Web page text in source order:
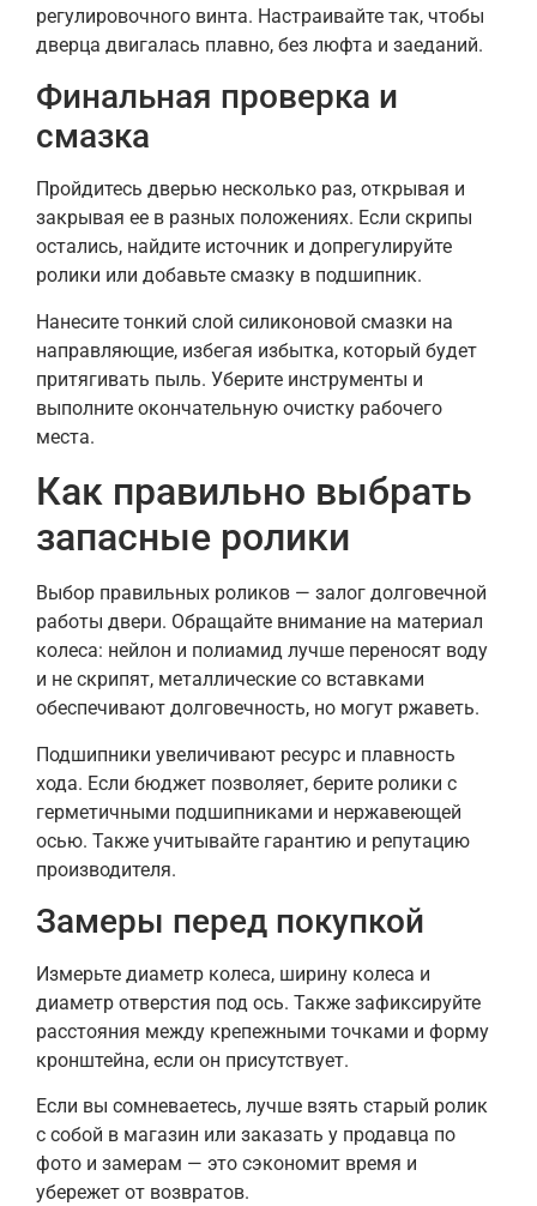
регулировочного винта. Настраивайте так, чтобы
дверца двигалась плавно, без люфта и заеданий.
Финальная проверка и
смазка
Пройдитесь дверью несколько раз, открывая и
закрывая ее в разных положениях. Если скрипы
остались, найдите источник и допрегулируйте
ролики или добавьте смазку в подшипник.
Нанесите тонкий слой силиконовой смазки на
направляющие, избегая избытка, который будет
притягивать пыль. Уберите инструменты и
выполните окончательную очистку рабочего
места.
Как правильно выбрать
запасные ролики
Выбор правильных роликов — залог долговечной
работы двери. Обращайте внимание на материал
колеса: нейлон и полиамид лучше переносят воду
и не скрипят, металлические со вставками
обеспечивают долговечность, но могут ржаветь.
Подшипники увеличивают ресурс и плавность
хода. Если бюджет позволяет, берите ролики с
герметичными подшипниками и нержавеющей
осью. Также учитывайте гарантию и репутацию
производителя.
Замеры перед покупкой
Измерьте диаметр колеса, ширину колеса и
диаметр отверстия под ось. Также зафиксируйте
расстояния между крепежными точками и форму
кронштейна, если он присутствует.
Если вы сомневаетесь, лучше взять старый ролик
с собой в магазин или заказать у продавца по
фото и замерам — это сэкономит время и
убережет от возвратов.